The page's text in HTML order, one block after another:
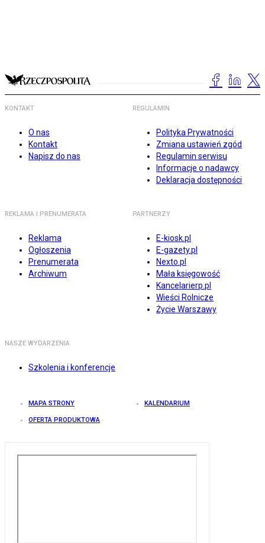
KONTAKT
O nas
Kontakt
Napisz do nas
REGULAMIN
Polityka Prywatności
Zmiana ustawień zgód
Regulamin serwisu
Informacje o nadawcy
Deklaracja dostępności
REKLAMA I PRENUMERATA
Reklama
Ogłoszenia
Prenumerata
Archiwum
PARTNERZY
E-kiosk.pl
E-gazety.pl
Nexto.pl
Mała księgowość
Kancelarierp.pl
Wieści Rolnicze
Życie Warszawy
NASZE WYDARZENIA
Szkolenia i konferencje
MAPA STRONY KALENDARIUM
OFERTA PRODUKTOWA